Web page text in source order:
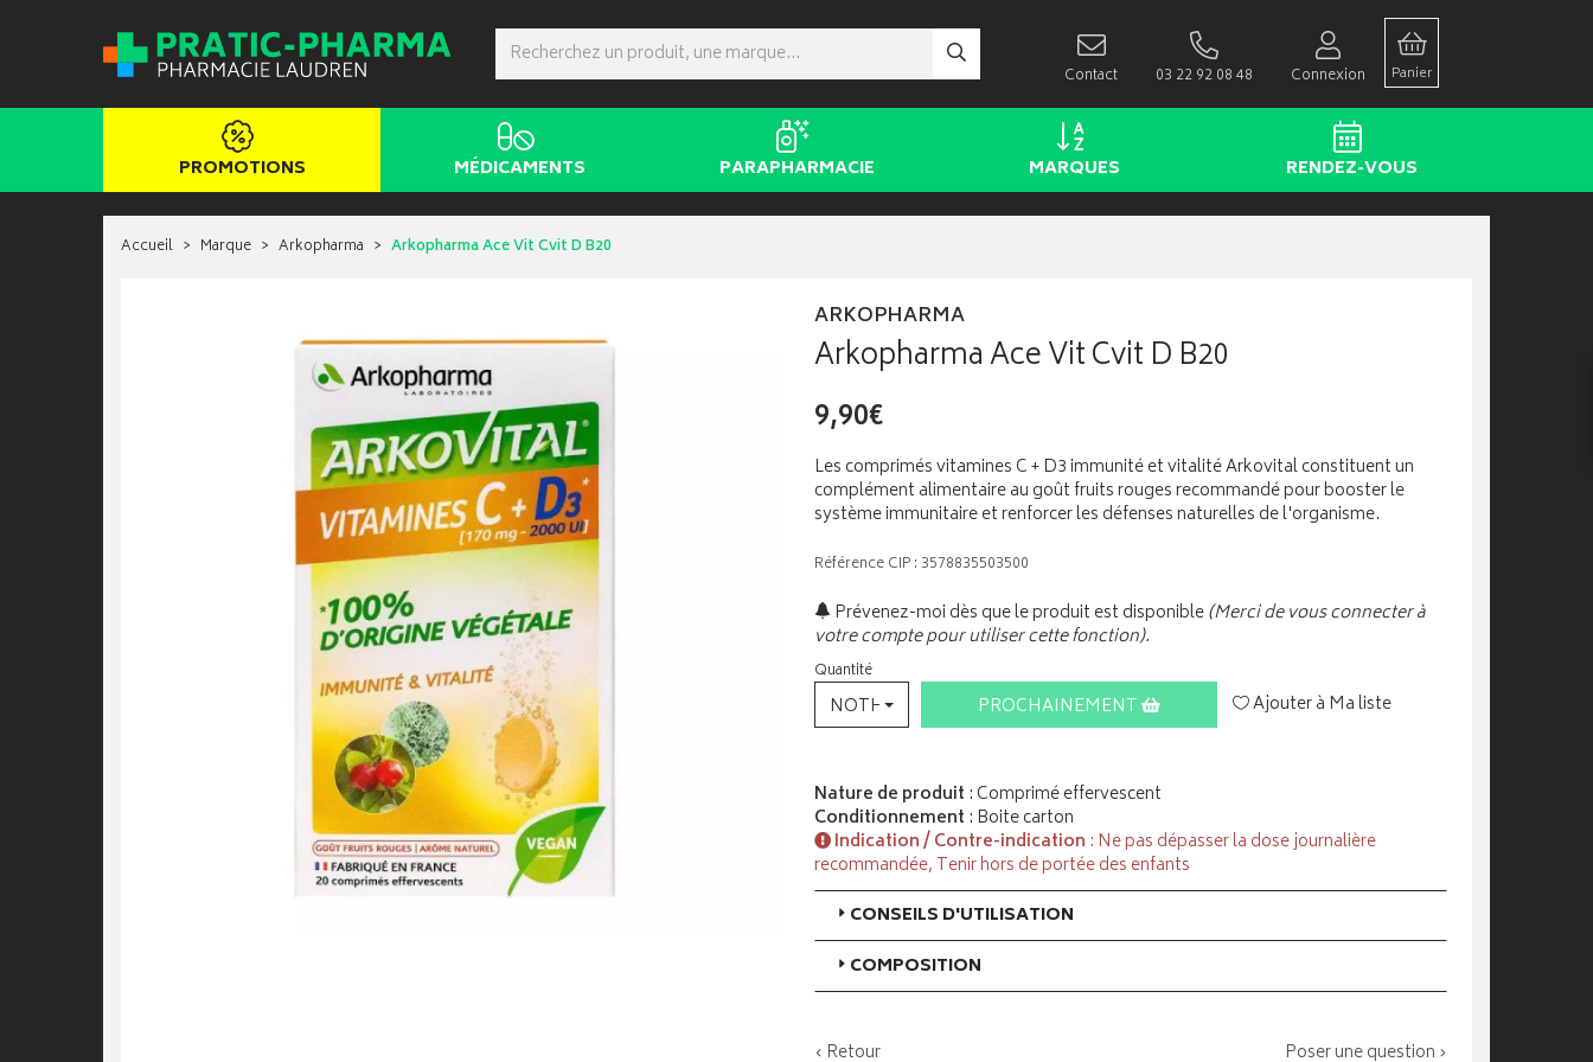
Contact 03 22 92 08 48 Connexion Panier
PROMOTIONS MÉDICAMENTS PARAPHARMACIE MARQUES RENDEZ-VOUS
Accueil Marque Arkopharma Arkopharma Ace Vit Cvit D B20
ARKOPHARMA
Arkopharma Ace Vit Cvit D B20
9,90€
Les comprimés vitamines C + D3 immunité et vitalité Arkovital constituent un
complément alimentaire au goût fruits rouges recommandé pour booster le
système immunitaire et renforcer les défenses naturelles de l'organisme.
Référence CIP : 3578835503500
Prévenez-moi dès que le produit est disponible(Merci de vous connecter à
votre compte pour utiliser cette fonction).
Quantité
NOTHING SELECTEDPROCHAINEMENT Ajouter à Ma liste
Nature de produit : Comprimé effervescent
Conditionnement : Boite carton
Indication / Contre-indication : Ne pas dépasser la dose journalière
recommandée, Tenir hors de portée des enfants
CONSEILS D'UTILISATION
COMPOSITION
‹ Retour Poser une question ›